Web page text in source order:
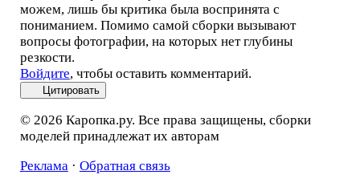
можем, лишь бы критика была воспринята с
пониманием. Помимо самой сборки вызывают
вопросы фотографии, на которых нет глубины
резкости.
Войдите, чтобы оставить комментарий.
Цитировать
© 2026 Каропка.ру. Все права защищены, сборки
моделей принадлежат их авторам
Реклама· Обратная связь